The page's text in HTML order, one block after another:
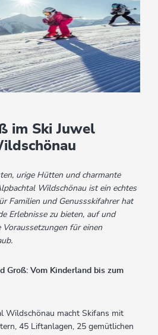
im Ski Juwel
urige Hütten und charmante
Wildschönau ist ein echtes
Familien und Genussskifahrer hat
Erlebnisse zu bieten, auf und
Voraussetzungen für einen
Groß: Vom Kinderland bis zum
Wildschönau macht Skifans mit
45 Liftanlagen, 25 gemütlichen